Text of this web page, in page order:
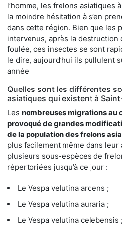
l’homme, les frelons asiatiques
la moindre hésitation à s’en
dans cette région. Bien que les
intervenus, après la destruction
foulée, ces insectes se sont
le dire, aujourd’hui ils pullulent
année.
Quelles sont les différentes
asiatiques qui existent à
Les nombreuses migrations au
provoqué de grandes
de la population des frelons
plus facilement même dans leur
plusieurs sous-espèces de
répertoriées jusqu’à ce jour :
Le Vespa velutina ardens ;
Le Vespa velutina auraria ;
Le Vespa velutina celebensis ;